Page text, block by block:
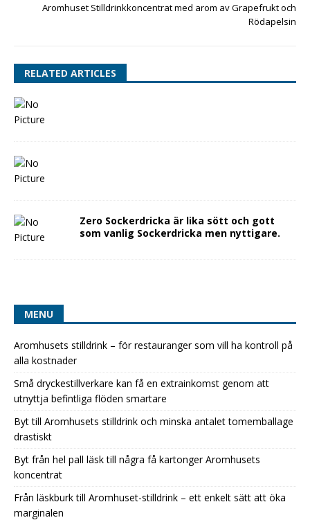
Aromhuset Stilldrinkkoncentrat med arom av Grapefrukt och
Rödapelsin
RELATED ARTICLES
Zero Sockerdricka är lika sött och gott
som vanlig Sockerdricka men nyttigare.
MENU
Aromhusets stilldrink – för restauranger som vill ha kontroll på
alla kostnader
Små dryckestillverkare kan få en extrainkomst genom att
utnyttja befintliga flöden smartare
Byt till Aromhusets stilldrink och minska antalet tomemballage
drastiskt
Byt från hel pall läsk till några få kartonger Aromhusets
koncentrat
Från läskburk till Aromhuset-stilldrink – ett enkelt sätt att öka
marginalen